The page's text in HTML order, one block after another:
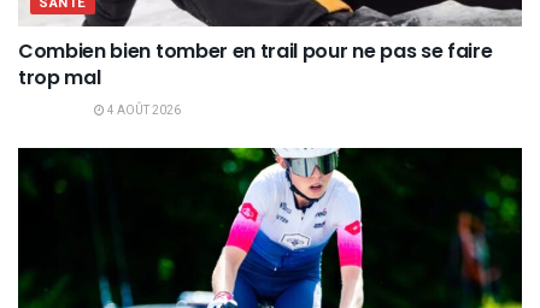
Combien bien tomber en trail pour ne pas se faire
trop mal
4 AOÛT 2026